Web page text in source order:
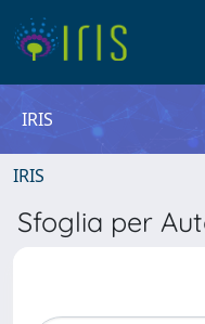
IRIS
IRIS
Sfoglia per